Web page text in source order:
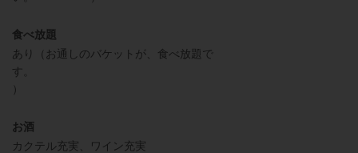
食べ放題
あり（お通しのバケットが、食べ放題で
す。
）
お酒
カクテル充実、ワイン充実